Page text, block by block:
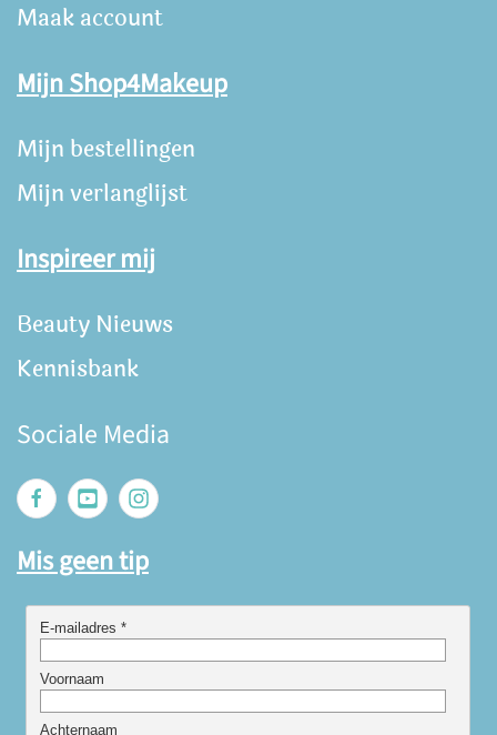
Maak account
Mijn Shop4Makeup
Mijn bestellingen
Mijn verlanglijst
Inspireer mij
Beauty Nieuws
Kennisbank
Sociale Media
Mis geen tip